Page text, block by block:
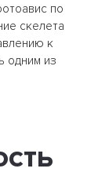
по
скелета
к
одним из